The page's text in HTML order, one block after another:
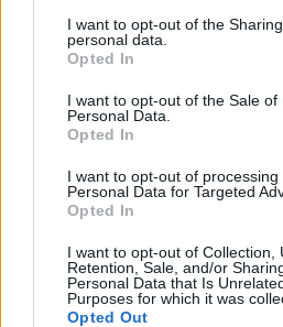
I want to opt-out of the
personal data.
Opted In
I want to opt-out of the Sale of
Personal Data.
Opted In
I want to opt-out of processing
Personal Data for Targeted
Opted In
I want to opt-out of Collection,
Retention, Sale, and/or
Personal Data that Is
Purposes for which it was
Opted Out
Israele.
13:20 Stasera vado aLodi
schifo ai progressisti tipo